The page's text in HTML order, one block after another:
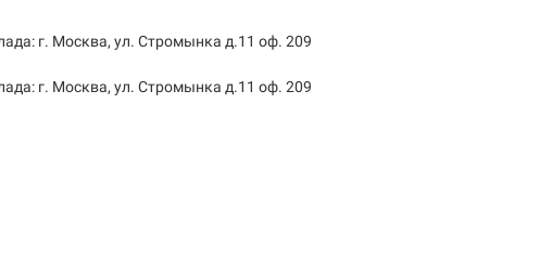
г. Москва, ул. Стромынка д.11 оф. 209
г. Москва, ул. Стромынка д.11 оф. 209